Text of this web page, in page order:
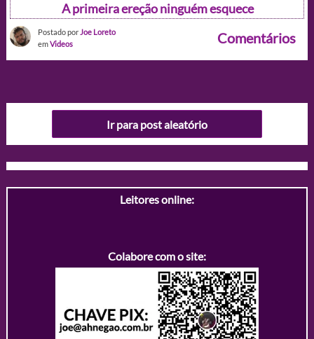
A primeira ereção ninguém esquece
Postado por Joe Loreto
emVideos Comentários
Ir para post aleatório
Leitores online:
Colabore com o site: